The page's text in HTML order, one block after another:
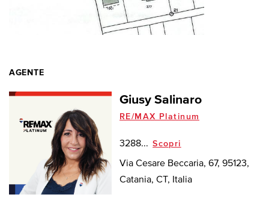
AGENTE
Giusy Salinaro
RE/MAX Platinum
3288... Scopri
Via Cesare Beccaria, 67, 95123,
Catania, CT, Italia